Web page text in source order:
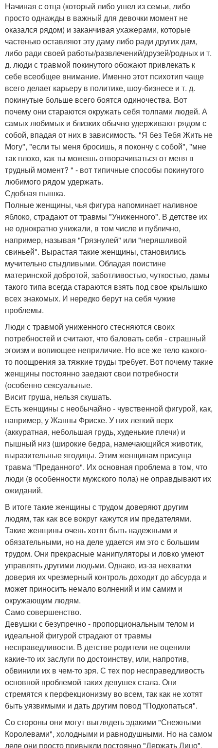
Начиная с отца (который либо ушел из семьи, либо
просто однажды в важный для девочки момент не
оказался рядом) и заканчивая ухажерами, которые
частенько оставляют эту даму либо ради других дам,
либо ради своей работы/развлечений/друзей/родных и т.
д. люди с травмой покинутого обожают привлекать к
себе всеобщее внимание. Именно этот психотип чаще
всего делает карьеру в политике, шоу-бизнесе и т. д.
покинутые больше всего боятся одиночества. Вот
почему они стараются окружать себя толпами людей. А
самых любимых и близких обычно удерживают рядом с
собой, впадая от них в зависимость. "Я без Тебя Жить не
Могу", "если ты меня бросишь, я покончу с собой", "мне
так плохо, как ты можешь отворачиваться от меня в
трудный момент? " - вот типичные способы покинутого
любимого рядом удержать.
Сдобная пышка.
Полные женщины, чья фигура напоминает наливное
яблоко, страдают от травмы "Униженного". В детстве их
не однократно унижали, в том числе и публично,
например, называя "Грязнулей" или "неряшливой
свиньей". Вырастая такие женщины, становились
мучительно стыдливыми. Обладая поистине
материнской добротой, заботливостью, чуткостью, дамы
такого типа всегда стараются взять под свое крылышко
всех знакомых. И нередко берут на себя чужие
проблемы.
Люди с травмой униженного стесняются своих
потребностей и считают, что баловать себя - страшный
эгоизм и вопиющее неприличие. Но все же тело какого-
то поощрения за тяжкие труды требует. Вот почему такие
женщины постоянно заедают свои потребности
(особенно сексуальные.
Висит груша, нельзя скушать.
Есть женщины с необычайно - чувственной фигурой, как,
например, у Жанны Фриске. У них легкий верх
(аккуратная, небольшая грудь, худенькие плечи) и
пышный низ (широкие бедра, намечающийся животик,
выразительные ягодицы. Этим женщинам присуща
травма "Преданного". Их основная проблема в том, что
люди (в особенности мужского пола) не оправдывают их
ожиданий.
В итоге такие женщины с трудом доверяют другим
людям, так как все вокруг кажутся им предателями.
Такие женщины очень хотят быть надежными и
обязательными, но на деле удается им это с большим
трудом. Они прекрасные манипуляторы и ловко умеют
управлять другими людьми. Однако, из-за нехватки
доверия их чрезмерный контроль доходит до абсурда и
может приносить немало волнений и им самим и
окружающим людям.
Само совершенство.
Девушки с безупречно - пропорциональным телом и
идеальной фигурой страдают от травмы
несправедливости. В детстве родители не оценили
какие-то их заслуги по достоинству, или, напротив,
обвинили их в чем-то зря. С тех пор несправедливость
основной проблемой таких девушек стала. Они
стремятся к перфекционизму во всем, так как не хотят
быть уязвимыми и дать другим повод "Подкопаться".
Со стороны они могут выглядеть эдакими "Снежными
Королевами", холодными и равнодушными. Но на самом
деле они просто привыкли постоянно "Держать Лицо".